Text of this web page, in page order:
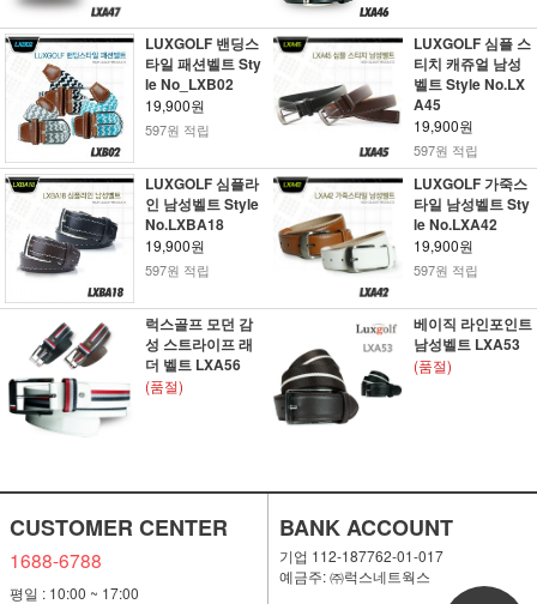
LUXGOLF 밴딩스
타일 패션벨트 Sty
le No_LXB02
19,900원
597원 적립
LUXGOLF 심플 스
티치 캐쥬얼 남성
벨트 Style No.LX
A45
19,900원
597원 적립
LUXGOLF 심플라
인 남성벨트 Style
No.LXBA18
19,900원
597원 적립
LUXGOLF 가죽스
타일 남성벨트 Sty
le No.LXA42
19,900원
597원 적립
럭스골프 모던 감
성 스트라이프 래
더 벨트 LXA56
(품절)
베이직 라인포인트
남성벨트 LXA53
(품절)
CUSTOMER CENTER
1688-6788
평일 : 10:00 ~ 17:00
BANK ACCOUNT
기업 112-187762-01-017
예금주: ㈜럭스네트웍스